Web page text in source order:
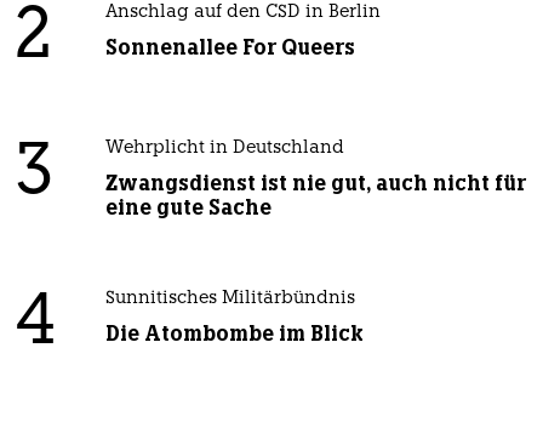
2 Anschlag auf den CSD in Berlin
Sonnenallee For Queers
3 Wehrplicht in Deutschland
Zwangsdienst ist nie gut, auch nicht für
eine gute Sache
4 Sunnitisches Militärbündnis
Die Atombombe im Blick